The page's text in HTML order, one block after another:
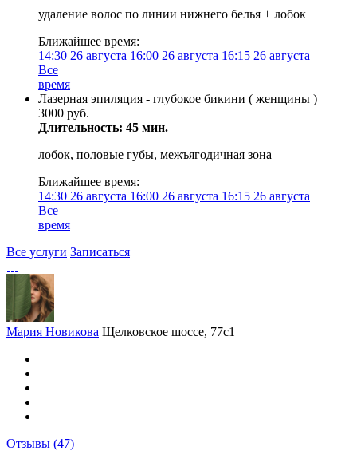
удаление волос по линии нижнего белья + лобок
Ближайшее время:
14:30 26 августа 16:00 26 августа 16:15 26 августа
Все
время
Лазерная эпиляция - глубокое бикини ( женщины )
3000 руб.
Длительность: 45 мин.
лобок, половые губы, межъягодичная зона
Ближайшее время:
14:30 26 августа 16:00 26 августа 16:15 26 августа
Все
время
Все услуги Записаться
Мария Новикова Щелковское шоссе, 77с1
Отзывы (47)